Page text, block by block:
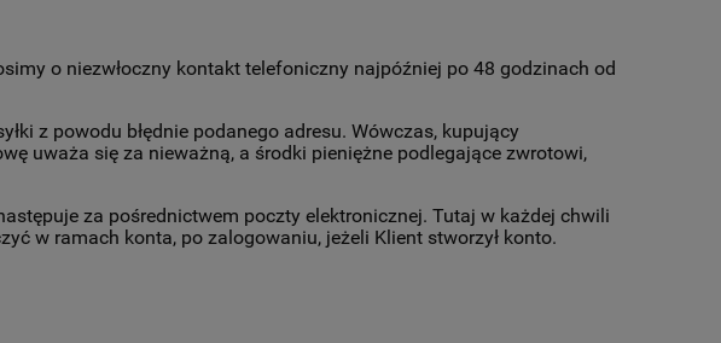
o niezwłoczny kontakt telefoniczny najpóźniej po 48 godzinach od
z powodu błędnie podanego adresu. Wówczas, kupujący
uważa się za nieważną, a środki pieniężne podlegające zwrotowi,
za pośrednictwem poczty elektronicznej. Tutaj w każdej chwili
w ramach konta, po zalogowaniu, jeżeli Klient stworzył konto.